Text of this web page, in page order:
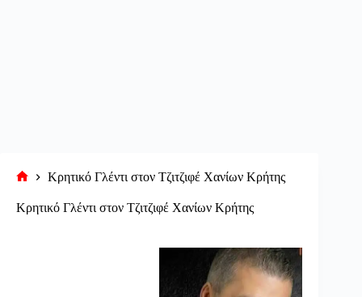
σελίδα
Κρητικό Γλέντι στον Τζιτζιφέ Χανίων Κρήτης
Κρητικό Γλέντι στον Τζιτζιφέ Χανίων Κρήτης